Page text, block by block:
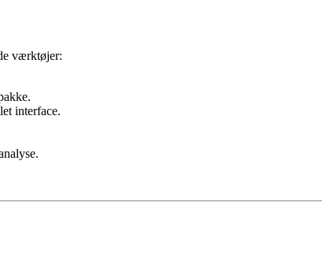
værktøjer:
interface.